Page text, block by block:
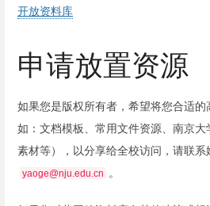
开放资料库
申请放置资源
如果您是版权所有者，希望将您合适
如：文档模板、常用文件资源、南京
素材等），以分享给全校访问，请联系
yaoge@nju.edu.cn 。